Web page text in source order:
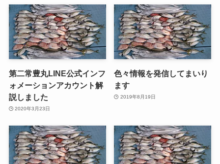
第二常豊丸LINE公式インフ
ォメーションアカウント解
説しました
2020年3月23日
色々情報を発信してまいり
ます
2019年8月19日